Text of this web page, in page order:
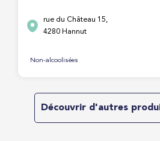
rue du Château 15,
4280 Hannut
Non-alcoolisées
Découvrir d'autres